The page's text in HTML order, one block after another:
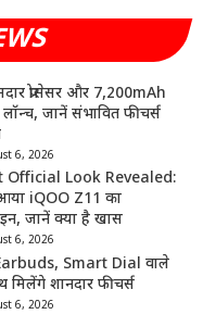
प्रोसेसर और 7,200mAh
जानें संभावित फीचर्स
6, 2026
Official Look Revealed:
iQOO Z11 का
जानें क्या है खास
6, 2026
Smart Dial वाले
मिलेंगे शानदार फीचर्स
6, 2026